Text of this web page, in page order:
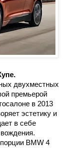
двухместных
премьерой
в 2013
эстетику и
в себе
BMW 4